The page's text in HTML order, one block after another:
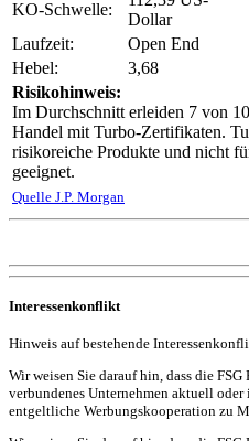
KO-Schwelle:
Dollar
Laufzeit:
Open End
Hebel:
3,68
Risikohinweis:
Im Durchschnitt erleiden 7 von
Handel mit Turbo-Zertifikaten.
risikoreiche Produkte und nicht
geeignet.
Quelle J.P. Morgan
Interessenkonflikt
Hinweis auf bestehende
Wir weisen Sie darauf hin, dass die
verbundenes Unternehmen aktuell
entgeltliche Werbungskooperation zu